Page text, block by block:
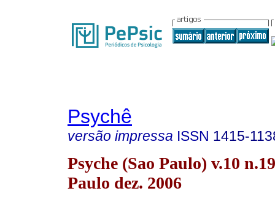
Psychê
versão impressa ISSN 1415-
Psyche (Sao Paulo) v.10
Paulo dez. 2006